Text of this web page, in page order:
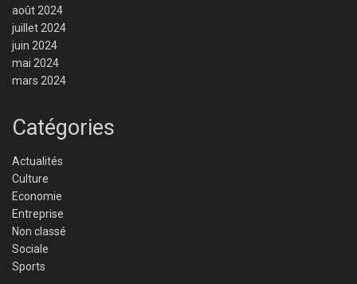
août 2024
juillet 2024
juin 2024
mai 2024
mars 2024
Catégories
Actualités
Culture
Economie
Entreprise
Non classé
Sociale
Sports